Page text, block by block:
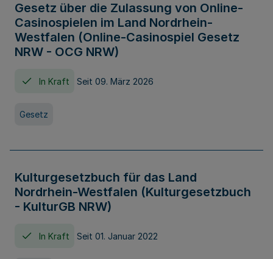
Gesetz über die Zulassung von Online-
Casinospielen im Land Nordrhein-
Westfalen (Online-Casinospiel Gesetz
NRW - OCG NRW)
In Kraft Seit 09. März 2026
Gesetz
Kulturgesetzbuch für das Land
Nordrhein-Westfalen (Kulturgesetzbuch
- KulturGB NRW)
In Kraft Seit 01. Januar 2022